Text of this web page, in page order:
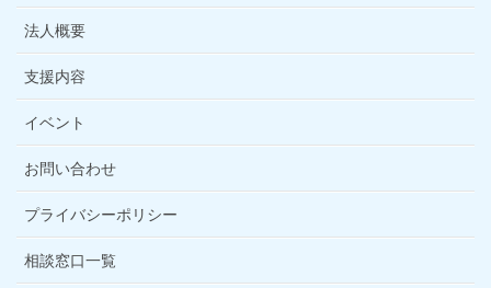
法人概要
支援内容
イベント
お問い合わせ
プライバシーポリシー
相談窓口一覧